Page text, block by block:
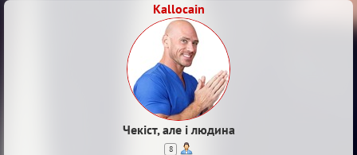
Kallocain
Чекіст, але і людина
8